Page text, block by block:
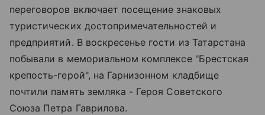
переговоров включает посещение знаковых
туристических достопримечательностей и
предприятий. В воскресенье гости из Татарстана
побывали в мемориальном комплексе "Брестская
крепость-герой", на Гарнизонном кладбище
почтили память земляка - Героя Советского
Союза Петра Гаврилова.